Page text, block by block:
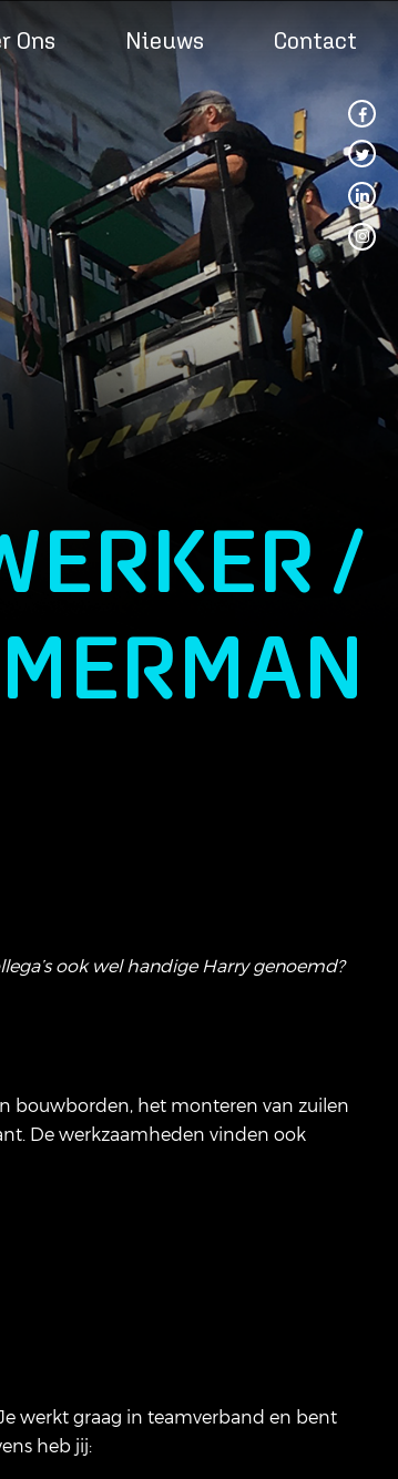
Ons Nieuws Contact
/
ook wel handige Harry genoemd?
bouwborden, het monteren van zuilen
De werkzaamheden vinden ook
werkt graag in teamverband en bent
heb jij: